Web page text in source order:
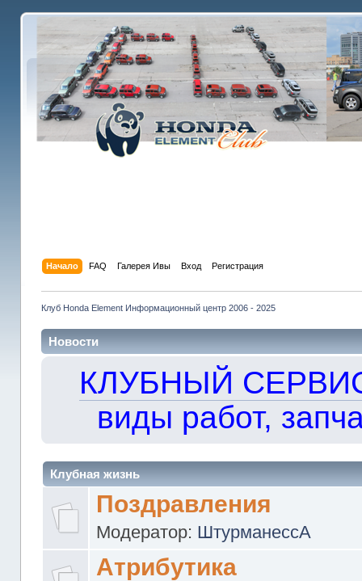
Начало FAQ Галерея Ивы Вход Регистрация
Клуб Honda Element Информационный центр 2006 - 2025
Новости
КЛУБНЫЙ
виды работ,
Клубная жизнь
Поздравления
Модератор: ШтурманессА
Атрибутика